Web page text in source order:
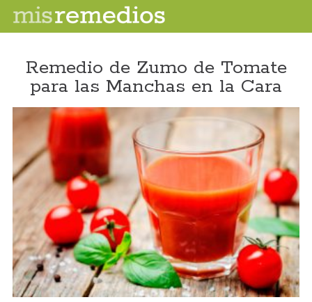
Remedio de Zumo de Tomate
para las Manchas en la Cara